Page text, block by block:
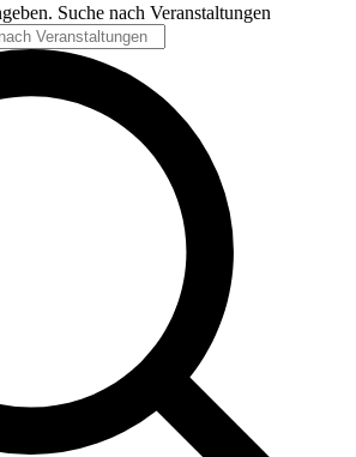
Suche nach Veranstaltungen